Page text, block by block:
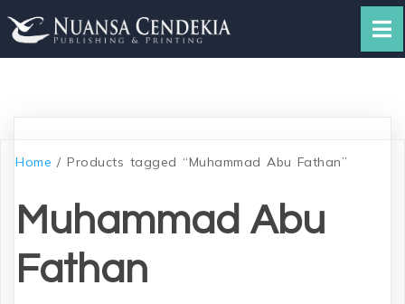
Home / Products tagged “Muhammad Abu Fathan”
Muhammad Abu
Fathan